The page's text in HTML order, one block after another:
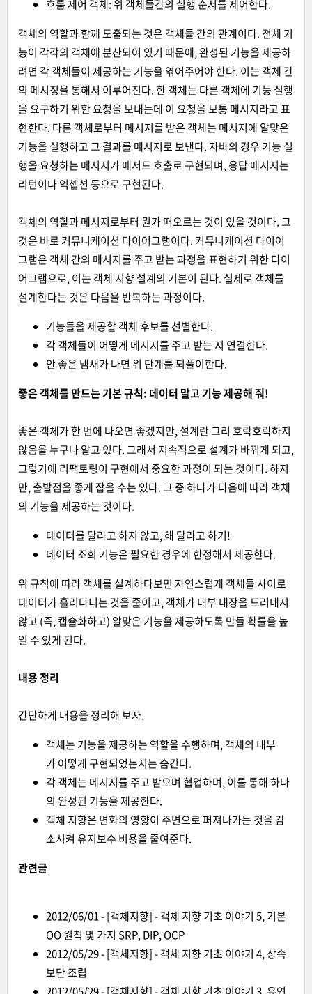
흐름 제어 객체: 위 객체들간의 실행 순서를 제어한다.
객체의 역할과 함께 도출되는 것은 객체들 간의 관계이다. 전체 기
능이 각각의 객체에 분산되어 있기 때문에, 완성된 기능을 제공하
려면 각 객체들이 제공하는 기능을 엮어주어야 한다. 이는 객체 간
의 메시징을 통해서 이루어진다. 한 객체는 다른 객체에 기능 실행
을 요구하기 위한 요청을 보내는데 이 요청을 보통 메시지라고 표
현한다. 다른 객체로부터 메시지를 받은 객체는 메시지에 알맞은
기능을 실행하고 그 결과를 메시지로 보낸다. 자바의 경우 기능 실
행을 요청하는 메시지가 메서드 호출로 구현되며, 응답 메시지는
리턴이나 익셉션 등으로 구현된다.
객체의 역할과 메시지로부터 뭔가 떠오르는 것이 있을 것이다. 그
것은 바로 커뮤니케이션 다이어그램이다. 커뮤니케이션 다이어
그램은 객체 간의 메시지를 주고 받는 과정을 표현하기 위한 다이
어그램으로, 이는 객체 지향 설계의 기본이 된다. 실제로 객체를
설계한다는 것은 다음을 반복하는 과정이다.
기능들을 제공할 객체 후보를 선별한다.
각 객체들이 어떻게 메시지를 주고 받는 지 연결한다.
안 좋은 냄새가 나면 위 단계를 되풀이한다.
좋은 객체를 만드는 기본 규칙: 데이터 말고 기능 제공해 줘!
좋은 객체가 한 번에 나오면 좋겠지만, 설계란 그리 호락호락하지
않음을 누구나 알고 있다. 그래서 지속적으로 설계가 바뀌게 되고,
그렇기에 리팩토링이 구현에서 중요한 과정이 되는 것이다. 하지
만, 출발점을 좋게 잡을 수는 있다. 그 중 하나가 다음에 따라 객체
의 기능을 제공하는 것이다.
데이터를 달라고 하지 않고, 해 달라고 하기!
데이터 조회 기능은 필요한 경우에 한정해서 제공한다.
위 규칙에 따라 객체를 설계하다보면 자연스럽게 객체들 사이로
데이터가 흘러다니는 것을 줄이고, 객체가 내부 내장을 드러내지
않고 (즉, 캡슐화하고) 알맞은 기능을 제공하도록 만들 확률을 높
일 수 있게 된다.
내용 정리
간단하게 내용을 정리해 보자.
객체는 기능을 제공하는 역할을 수행하며, 객체의 내부
가 어떻게 구현되었는지는 숨긴다.
각 객체는 메시지를 주고 받으며 협업하며, 이를 통해 하나
의 완성된 기능을 제공한다.
객체 지향은 변화의 영향이 주변으로 퍼져나가는 것을 감
소시켜 유지보수 비용을 줄여준다.
관련글
2012/06/01 - [객체지향] - 객체 지향 기초 이야기 5, 기본
OO 원칙 몇 가지 SRP, DIP, OCP
2012/05/29 - [객체지향] - 객체 지향 기초 이야기 4, 상속
보단 조립